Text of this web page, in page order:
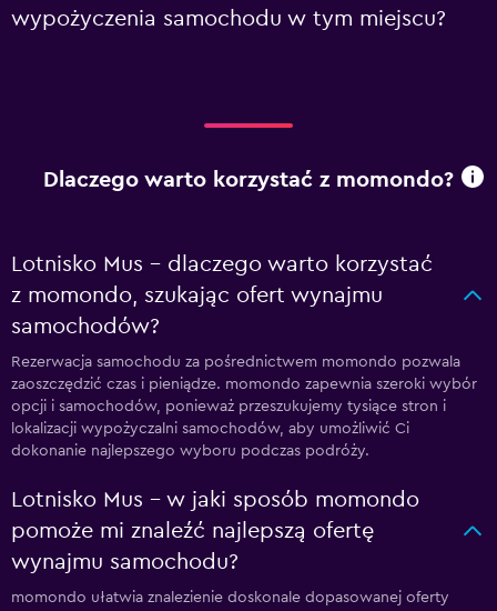
wypożyczenia samochodu w tym miejscu?
Dlaczego warto korzystać z momondo?
Lotnisko Mus – dlaczego warto korzystać
z momondo, szukając ofert wynajmu
samochodów?
Rezerwacja samochodu za pośrednictwem momondo pozwala
zaoszczędzić czas i pieniądze. momondo zapewnia szeroki wybór
opcji i samochodów, ponieważ przeszukujemy tysiące stron i
lokalizacji wypożyczalni samochodów, aby umożliwić Ci
dokonanie najlepszego wyboru podczas podróży.
Lotnisko Mus – w jaki sposób momondo
pomoże mi znaleźć najlepszą ofertę
wynajmu samochodu?
momondo ułatwia znalezienie doskonale dopasowanej oferty